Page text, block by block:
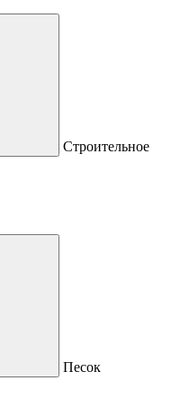
Строительное
Песок